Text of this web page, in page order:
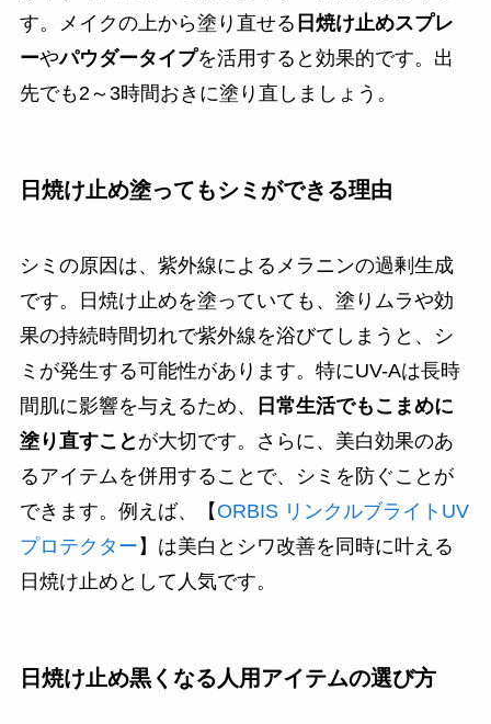
す。メイクの上から塗り直せる 日焼け止めスプレ
ーやパウダータイプを活用すると効果的です。出
先でも2～3時間おきに塗り直しましょう。
日焼け止め塗ってもシミができる理由
シミの原因は、紫外線によるメラニンの過剰生成
です。日焼け止めを塗っていても、塗りムラや効
果の持続時間切れで紫外線を浴びてしまうと、シ
ミが発生する可能性があります。特にUV-Aは長時
間肌に影響を与えるため、
日常生活でもこまめに
塗り直すこと が大切です。さらに、美白効果のあ
るアイテムを併用することで、シミを防ぐことが
できます。例えば、【ORBIS リンクルブライトUV
プロテクター 】は美白とシワ改善を同時に叶える
日焼け止めとして人気です。
日焼け止め黒くなる人用アイテムの選び方